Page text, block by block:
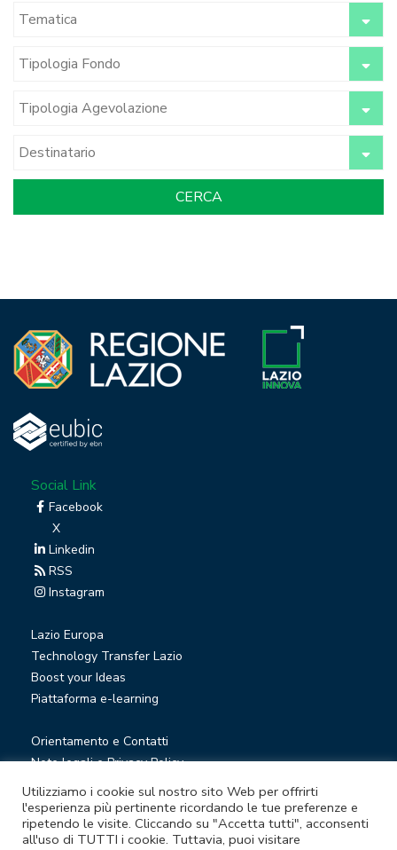
Social Link
Facebook
X
Linkedin
RSS
Instagram
Lazio Europa
Technology Transfer Lazio
Boost your Ideas
Piattaforma e-learning
Orientamento e Contatti
Note legali e Privacy Policy
Privacy Newsletter
Società trasparente
Whistleblowing
Utilizziamo i cookie sul nostro sito Web per offrirti
l'esperienza più pertinente ricordando le tue preferenze e
ripetendo le visite. Cliccando su "Accetta tutti", acconsenti
all'uso di TUTTI i cookie. Tuttavia, puoi visitare